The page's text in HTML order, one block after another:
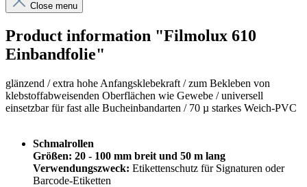
Close menu
Product information "Filmolux 610
Einbandfolie"
glänzend /extra hohe Anfangsklebekraft /zum Bekleben von
klebstoffabweisenden Oberflächen wie Gewebe / universell
einsetzbar für fast alle Bucheinbandarten / 70 µ starkes Weich-PVC
Schmalrollen
Größen: 20 - 100 mm breit und 50 m lang
Verwendungszweck: Etikettenschutz für Signaturen oder
Barcode-Etiketten